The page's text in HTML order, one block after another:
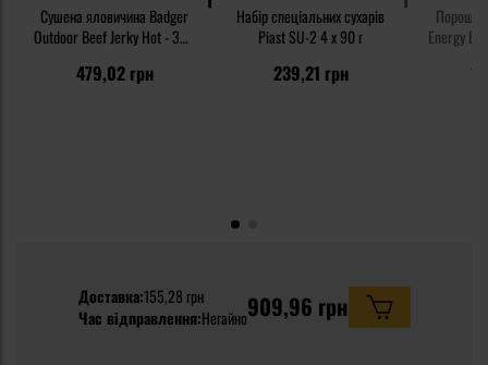
Сушена яловичина Badger
Outdoor Beef Jerky Hot - 30 г
479,02 грн
Набір спеціальних сухарів
Piast SU-2 4 x 90 г
239,21 грн
Energy
Доставка:155,28 грн
Час відправлення:Негайно909,96 грн